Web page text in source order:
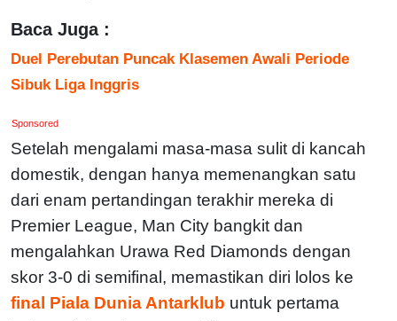
Baca Juga :
Duel Perebutan Puncak Klasemen Awali Periode
Sibuk Liga Inggris
Sponsored
Setelah mengalami masa-masa sulit di kancah
domestik, dengan hanya memenangkan satu
dari enam pertandingan terakhir mereka di
Premier League, Man City bangkit dan
mengalahkan Urawa Red Diamonds dengan
skor 3-0 di semifinal, memastikan diri lolos ke
final Piala Dunia Antarklub untuk pertama